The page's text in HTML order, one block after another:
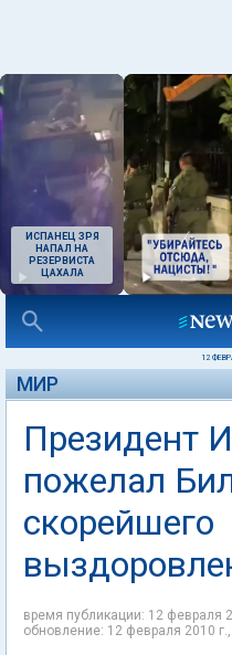
ИСПАНЕЦ ЗРЯ
НАПАЛ НА
РЕЗЕРВИСТА
ЦАХАЛА
12
МИР
Президент
пожелал
скорейшего
время публикации: 12 февраля
обновление: 12 февраля 2010